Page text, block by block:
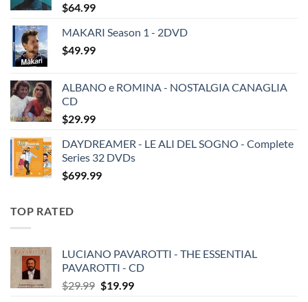
$64.99
MAKARI Season 1 - 2DVD
$49.99
ALBANO e ROMINA - NOSTALGIA CANAGLIA
CD
$29.99
DAYDREAMER - LE ALI DEL SOGNO - Complete
Series 32 DVDs
$699.99
TOP RATED
LUCIANO PAVAROTTI - THE ESSENTIAL
PAVAROTTI - CD
$29.99 Original
$19.99Current